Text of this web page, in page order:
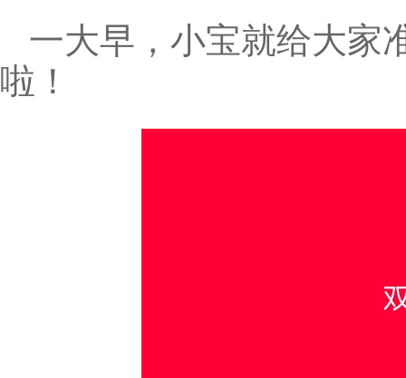
一大早，小宝就给大家
啦！